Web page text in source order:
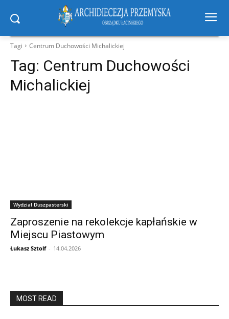
Tagi Centrum Duchowości Michalickiej
Tag: Centrum Duchowości
Michalickiej
Wydział Duszpasterski
Zaproszenie na rekolekcje kapłańskie w
Miejscu Piastowym
Łukasz Sztolf - 14.04.2026
MOST READ